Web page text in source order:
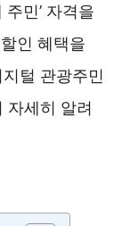
민’ 자격을
인 혜택을
털 관광주민
자세히 알려